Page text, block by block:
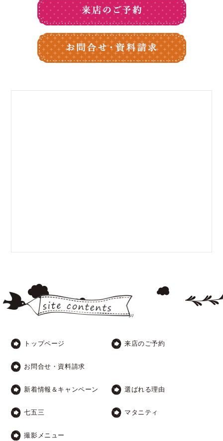
トップページ 来店のご予約
お問合せ・資料請求
新着情報＆キャンペーン 選ばれる理由
七五三 マタニティ
撮影メニュー